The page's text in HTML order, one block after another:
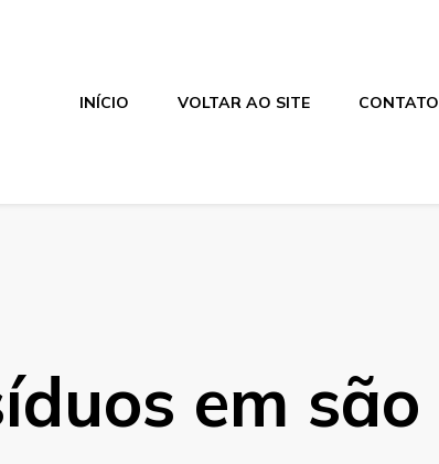
INÍCIO VOLTAR AO SITE CONTATO
em são